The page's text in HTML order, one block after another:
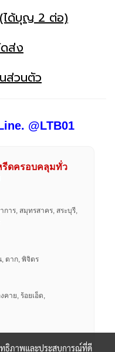
ได้บุญ 2 ต่อ)
ส่ง
ส่วนตัว
@LTB01
รีดครอบคลุมทั่ว
าร, สมุทรสาคร, สระบุรี,
, ตาก, พิจิตร
าย, ร้อยเอ็ด,
ทธิภาพและประสบการณ์ที่ดี